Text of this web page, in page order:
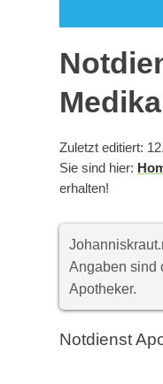
Zuletzt editiert:
Sie sind hier:
erhalten!
Angaben sind
Apotheker.
Notdienst